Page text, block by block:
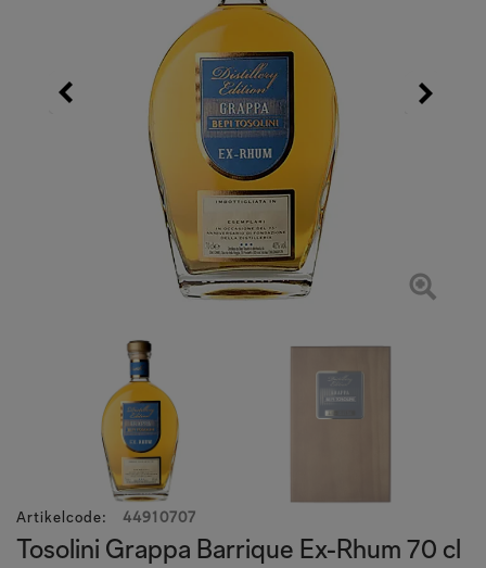
Artikelcode: 44910707
Tosolini Grappa Barrique Ex-Rhum 70 cl